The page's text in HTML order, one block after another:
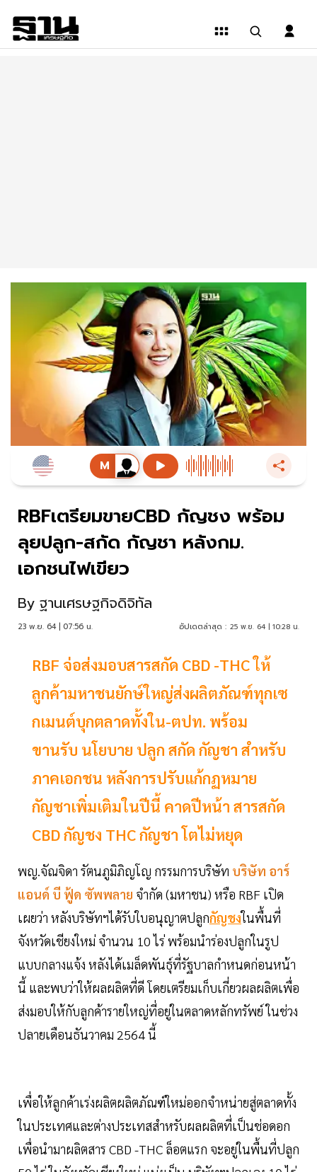
RBFเตรียมขายCBD กัญชง พร้อม
ลุยปลูก-สกัด กัญชา หลังกม.
เอกชนไฟเขียว
By ฐานเศรษฐกิจดิจิทัล
23 พ.ย. 64 | 07:56 น. อัปเดตล่าสุด : 25 พ.ย. 64 | 10:28 น.
RBF จ่อส่งมอบสารสกัด CBD -THC ให้
ลูกค้ามหาชนยักษ์ใหญ่ส่งผลิตภัณฑ์ทุกเซ
กเมนต์บุกตลาดทั้งใน-ตปท. พร้อม
ขานรับ นโยบาย ปลูก สกัด กัญชา สำหรับ
ภาคเอกชน หลังการปรับแก้กฏหมาย
กัญชาเพิ่มเติมในปีนี้ คาดปีหน้า สารสกัด
CBD กัญชง THC กัญชา โตไม่หยุด
พญ.จัณจิดา รัตนภูมิภิญโญ กรรมการบริษัท บริษัท อาร์
แอนด์ บี ฟู้ด ซัพพลาย จำกัด (มหาชน) หรือ RBF เปิด
เผยว่า หลังบริษัทฯได้รับใบอนุญาตปลูกกัญชงในพื้นที่
จังหวัดเชียงใหม่ จำนวน 10 ไร่ พร้อมนำร่องปลูกในรูป
แบบกลางแจ้ง หลังได้เมล็ดพันธุ์ที่รัฐบาลกำหนดก่อนหน้า
นี้ และพบว่าให้ผลผลิตที่ดี โดยเตรียมเก็บเกี่ยวผลผลิตเพื่อ
ส่งมอบให้กับลูกค้ารายใหญ่ที่อยู่ในตลาดหลักทรัพย์ ในช่วง
ปลายเดือนธันวาคม 2564 นี้
เพื่อให้ลูกค้าเร่งผลิตผลิตภัณฑ์ใหม่ออกจำหน่ายสู่ตลาดทั้ง
ในประเทศและต่างประเทสสำหรับผลผลิตที่เป็นช่อดอก
เพื่อนำมาผลิตสาร CBD -THC ล็อตแรก จะอยู่ในพื้นที่ปลูก